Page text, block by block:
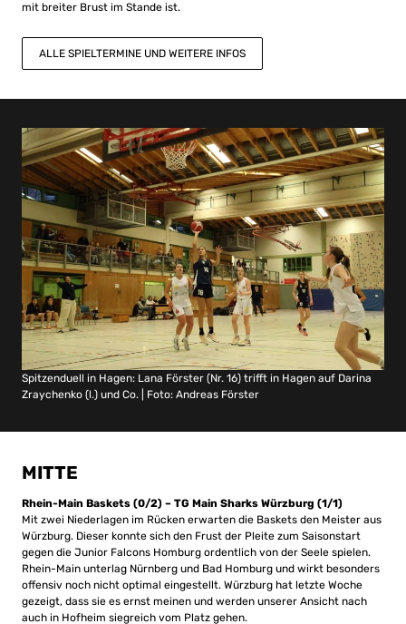
mit breiter Brust im Stande ist.
ALLE SPIELTERMINE UND WEITERE INFOS
Spitzenduell in Hagen: Lana Förster (Nr. 16) trifft in Hagen auf Darina
Zraychenko (l.) und Co. | Foto: Andreas Förster
MITTE
Rhein-Main Baskets (0/2) – TG Main Sharks Würzburg (1/1)
Mit zwei Niederlagen im Rücken erwarten die Baskets den Meister aus
Würzburg. Dieser konnte sich den Frust der Pleite zum Saisonstart
gegen die Junior Falcons Homburg ordentlich von der Seele spielen.
Rhein-Main unterlag Nürnberg und Bad Homburg und wirkt besonders
offensiv noch nicht optimal eingestellt. Würzburg hat letzte Woche
gezeigt, dass sie es ernst meinen und werden unserer Ansicht nach
auch in Hofheim siegreich vom Platz gehen.